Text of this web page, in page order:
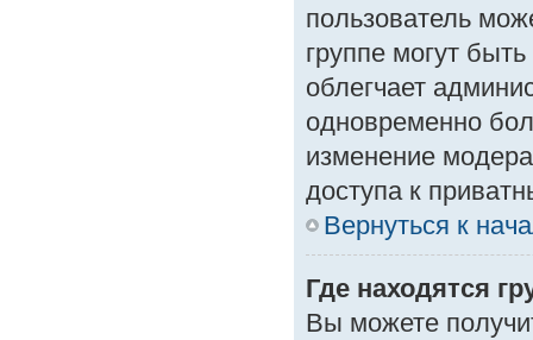
пользователь
группе могут
облегчает
одновременно
изменение
доступа к
Вернуться к
Где находятся
Вы можете